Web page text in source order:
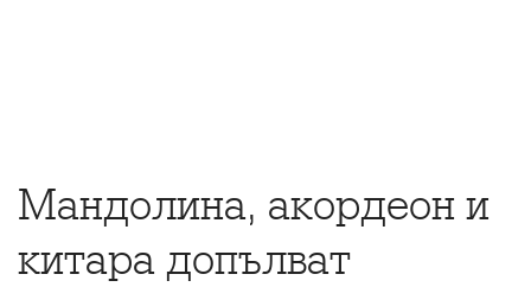
Мандолина, акордеон и
китара допълват